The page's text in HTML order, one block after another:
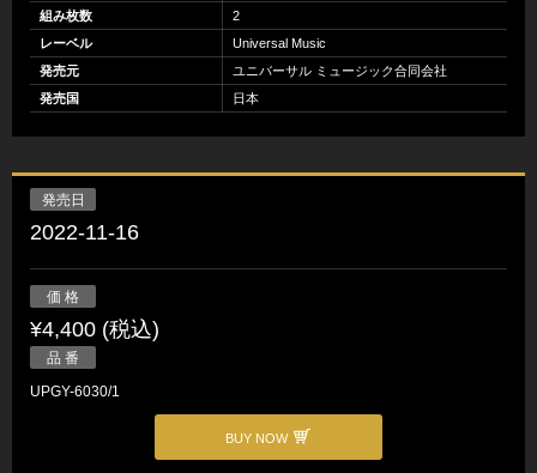
組み枚数
2
レーベル
Universal Music
発売元
ユニバーサル ミュージック合同会社
発売国
日本
発売日
2022-11-16
価 格
¥4,400 (税込)
品 番
UPGY-6030/1
BUY NOW